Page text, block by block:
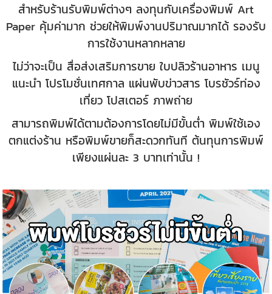
สำหรับร้านรับพิมพ์ต่างๆ ลงทุนกับเครื่องพิมพ์ Art
Paper คุ้มค่ามาก ช่วยให้พิมพ์งานปริมาณมากได้ รองรับ
การใช้งานหลากหลาย
ไม่ว่าจะเป็น สื่อส่งเสริมการขาย ใบปลิวร้านอาหาร เมนู
แนะนำ โปรโมชั่นเทศกาล แผ่นพับข่าวสาร โบรชัวร์ท่อง
เที่ยว โปสเตอร์ ภาพถ่าย
สามารถพิมพ์ได้ตามต้องการโดยไม่มีขั้นต่ำ พิมพ์ใช้เอง
ตกแต่งร้าน หรือพิมพ์ขายก็สะดวกทันที ต้นทุนการพิมพ์
เพียงแผ่นละ 3 บาทเท่านั้น !